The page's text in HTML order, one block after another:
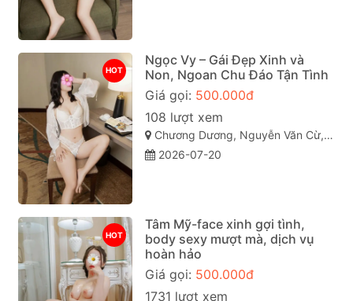
HOT
Ngọc Vy – Gái Đẹp Xinh và
Non, Ngoan Chu Đáo Tận Tình
Giá gọi: 500.000đ
108 lượt xem
Chương Dương, Nguyễn Văn Cừ, Quy Nhơn, Bình Định
2026-07-20
HOT
Tâm Mỹ-face xinh gợi tình,
body sexy mượt mà, dịch vụ
hoàn hảo
Giá gọi: 500.000đ
1731 lượt xem